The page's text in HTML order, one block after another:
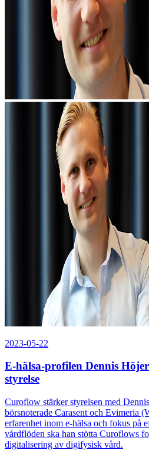
2023-05-22
E-hälsa-profilen Dennis
styrelse
Curoflow stärker styrelsen med
börsnoterade Carasent och Evimeria
erfarenhet inom e-hälsa och fokus på
vårdflöden ska han stötta Curoflows
digitalisering av digifysisk vård.